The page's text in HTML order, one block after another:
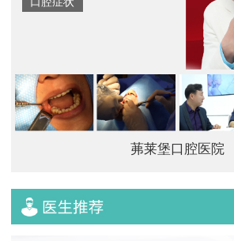
茀莱堡口腔医院